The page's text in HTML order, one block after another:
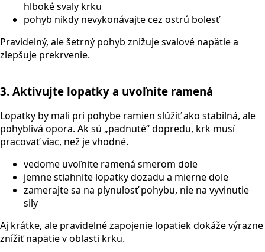
hlboké svaly krku
pohyb nikdy nevykonávajte cez ostrú bolesť
Pravidelný, ale šetrný pohyb znižuje svalové napätie a
zlepšuje prekrvenie.
3. Aktivujte lopatky a uvoľnite ramená
Lopatky by mali pri pohybe ramien slúžiť ako stabilná, ale
pohyblivá opora. Ak sú „padnuté“ dopredu, krk musí
pracovať viac, než je vhodné.
vedome uvoľnite ramená smerom dole
jemne stiahnite lopatky dozadu a mierne dole
zamerajte sa na plynulosť pohybu, nie na vyvinutie
sily
Aj krátke, ale pravidelné zapojenie lopatiek dokáže výrazne
znížiť napätie v oblasti krku.